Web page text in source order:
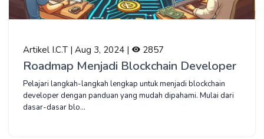
Artikel I.C.T | Aug 3, 2024 | 2857
Roadmap Menjadi Blockchain Developer
Pelajari langkah-langkah lengkap untuk menjadi blockchain
developer dengan panduan yang mudah dipahami. Mulai dari
dasar-dasar blo...